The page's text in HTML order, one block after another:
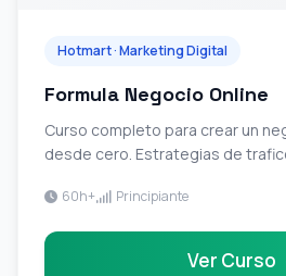
Hotmart · Marketing Digital
Formula Negocio Online
Curso completo para crear un
desde cero. Estrategias de
paso.
60h+ Principiante
Ver Curso